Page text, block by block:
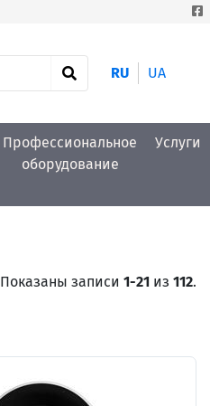
RU UA
Профессиональное
оборудование
Услуги
Показаны записи 1-21 из 112.